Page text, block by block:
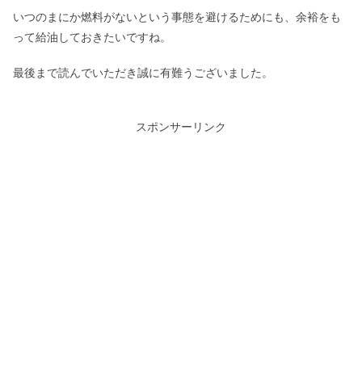
いつのまにか燃料がないという事態を避けるためにも、余裕をも
って給油しておきたいですね。
最後まで読んでいただき誠に有難うございました。
スポンサーリンク